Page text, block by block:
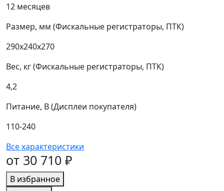
12 месяцев
Размер, мм (Фискальные регистраторы, ПТК)
290х240х270
Вес, кг (Фискальные регистраторы, ПТК)
4,2
Питание, В (Дисплеи покупателя)
110-240
Все характеристики
от 30 710 ₽
В избранное